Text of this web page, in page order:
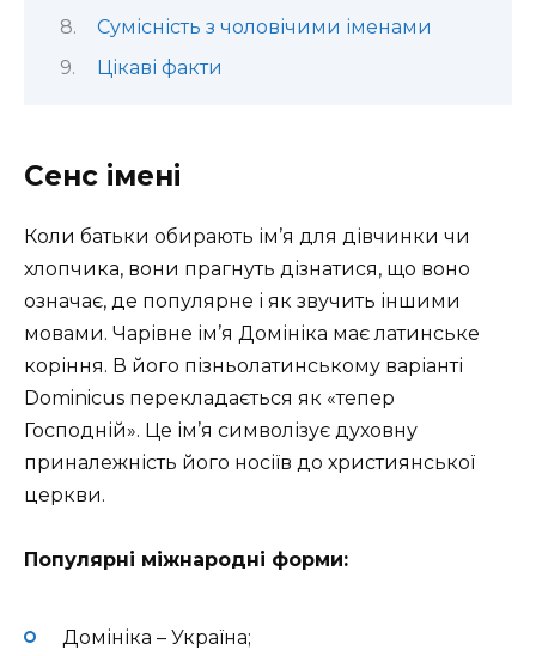
Сумісність з чоловічими іменами
Цікаві факти
Сенс імені
Коли батьки обирають ім’я для дівчинки чи
хлопчика, вони прагнуть дізнатися, що воно
означає, де популярне і як звучить іншими
мовами. Чарівне ім’я Домініка має латинське
коріння. В його пізньолатинському варіанті
Dominicus перекладається як «тепер
Господній». Це ім’я символізує духовну
приналежність його носіїв до християнської
церкви.
Популярні міжнародні форми:
Домініка – Україна;